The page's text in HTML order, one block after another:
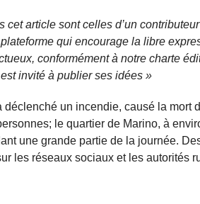
article sont celles d’un
qui encourage la libre
conformément à notre charte
invité à publier ses idées »
déclenché un incendie, causé la mort
le quartier de Marino, à
une grande partie de la journée.
les réseaux sociaux et les autorités